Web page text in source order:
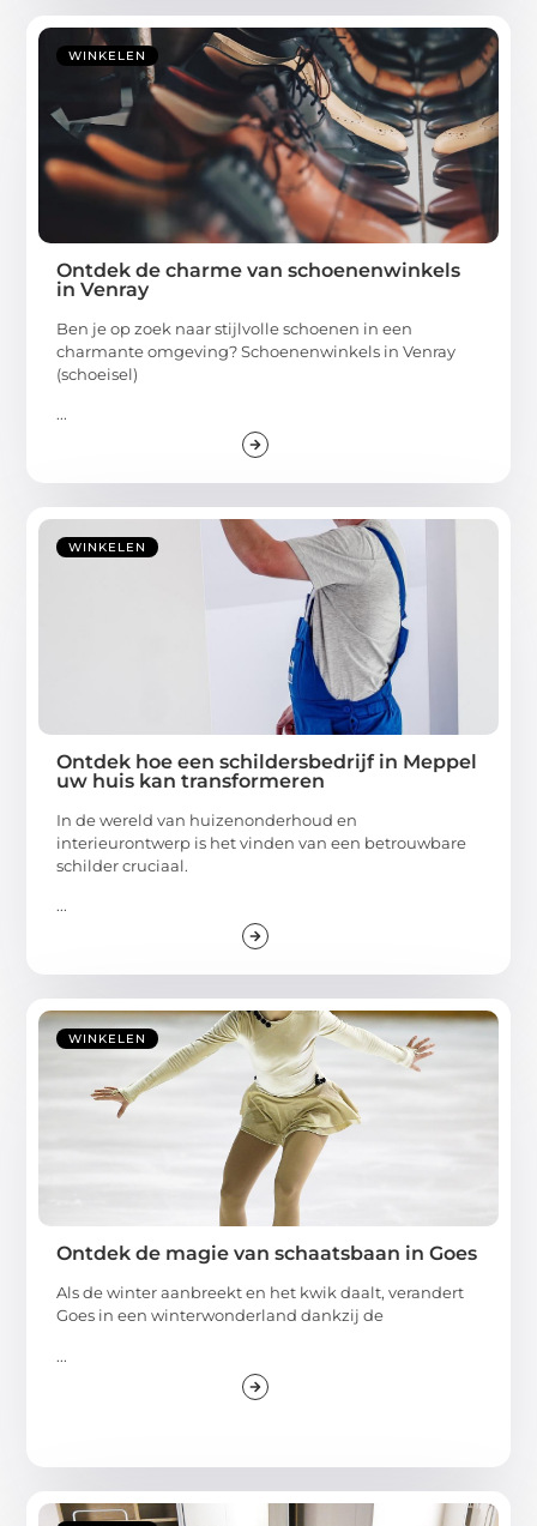
WINKELEN
Ontdek de charme van schoenenwinkels
in Venray
Ben je op zoek naar stijlvolle schoenen in een
charmante omgeving? Schoenenwinkels in Venray
(schoeisel)
...
WINKELEN
Ontdek hoe een schildersbedrijf in Meppel
uw huis kan transformeren
In de wereld van huizenonderhoud en
interieurontwerp is het vinden van een betrouwbare
schilder cruciaal.
...
WINKELEN
Ontdek de magie van schaatsbaan in Goes
Als de winter aanbreekt en het kwik daalt, verandert
Goes in een winterwonderland dankzij de
...